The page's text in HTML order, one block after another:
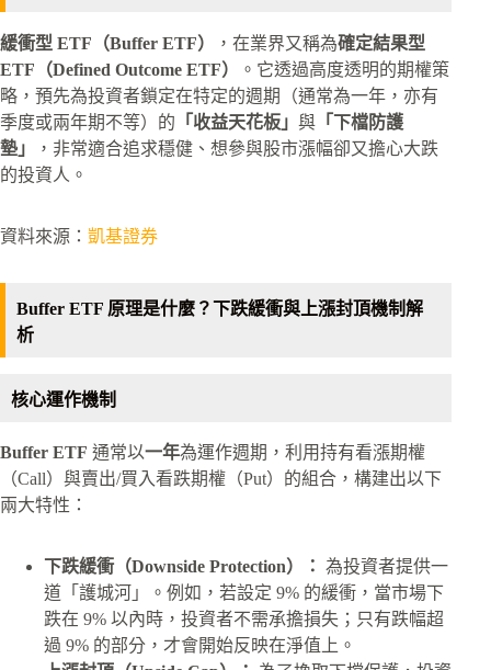
緩衝型 ETF（Buffer ETF） ，在業界又稱為確定結果型
ETF（Defined Outcome ETF）
。它透過高度透明的期權策
略，預先為投資者鎖定在特定的週期（通常為一年，亦有
季度或兩年期不等）的 「收益天花板」 與 「下檔防護
墊」
，非常適合追求穩健、想參與股市漲幅卻又擔心大跌
的投資人。
資料來源： 凱基證券
Buffer ETF 原理是什麼？下跌緩衝與上漲封頂機制解
析
核心運作機制
Buffer ETF 通常以一年為運作週期，利用持有看漲期權
（Call）與賣出/買入看跌期權（Put）的組合，構建出以下
兩大特性：
下跌緩衝（Downside Protection）： 為投資者提供一
道「護城河」。例如，若設定 9% 的緩衝，當市場下
跌在 9% 以內時，投資者不需承擔損失；只有跌幅超
過 9% 的部分，才會開始反映在淨值上。